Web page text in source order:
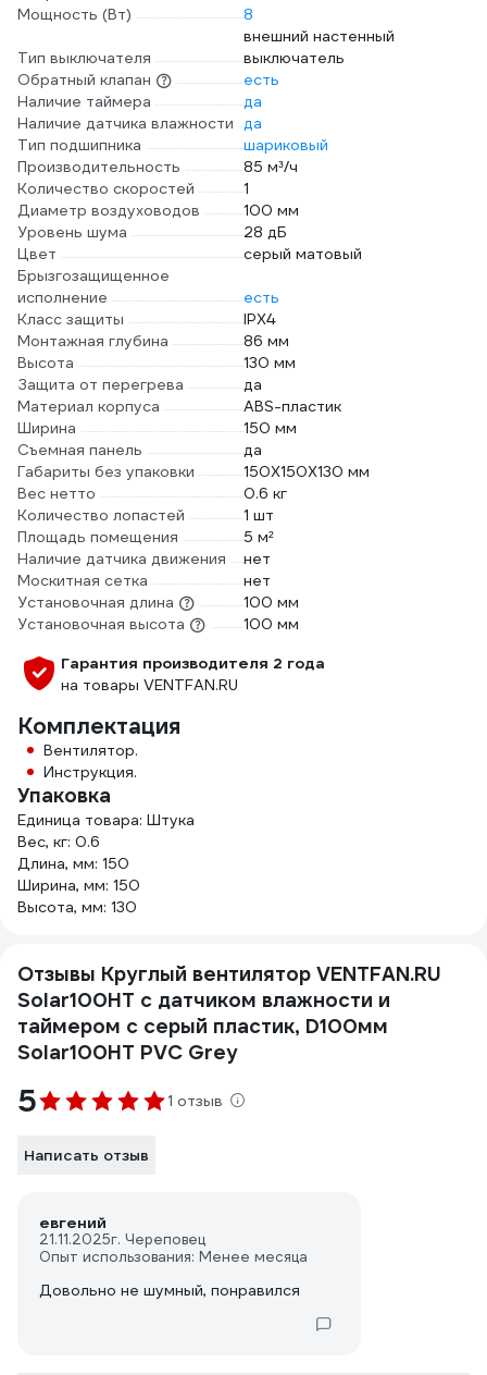
Мощность (Вт)
8
Тип выключателя
внешний настенный
выключатель
Обратный клапан
есть
Наличие таймера
да
Наличие датчика влажности да
Тип подшипника
шариковый
Производительность
85 м³/ч
Количество скоростей
1
Диаметр воздуховодов
100 мм
Уровень шума
28 дБ
Цвет
серый матовый
Брызгозащищенное
исполнение
есть
Класс защиты
IPХ4
Монтажная глубина
86 мм
Высота
130 мм
Защита от перегрева
да
Материал корпуса
ABS-пластик
Ширина
150 мм
Съемная панель
да
Габариты без упаковки
150X150X130 мм
Вес нетто
0.6 кг
Количество лопастей
1 шт
Площадь помещения
5 м²
Наличие датчика движения
нет
Москитная сетка
нет
Установочная длина
100 мм
Установочная высота
100 мм
Гарантия производителя 2 года
на товары VENTFAN.RU
Комплектация
Вентилятор.
Инструкция.
Упаковка
Единица товара: Штука
Вес, кг: 0.6
Длина, мм: 150
Ширина, мм: 150
Высота, мм: 130
Отзывы Круглый вентилятор VENTFAN.RU
Solar100HT с датчиком влажности и
таймером с серый пластик, D100мм
Solar100HT PVC Grey
5 1 отзыв
Написать отзыв
евгений
21.11.2025г. Череповец
Опыт использования: Менее месяца
Довольно не шумный, понравился